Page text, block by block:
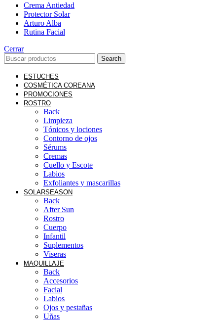
Crema Antiedad
Protector Solar
Arturo Alba
Rutina Facial
Cerrar
Search
ESTUCHES
COSMÉTICA COREANA
PROMOCIONES
ROSTRO
Back
Limpieza
Tónicos y lociones
Contorno de ojos
Sérums
Cremas
Cuello y Escote
Labios
Exfoliantes y mascarillas
SOLARSEASON
Back
After Sun
Rostro
Cuerpo
Infantil
Suplementos
Viseras
MAQUILLAJE
Back
Accesorios
Facial
Labios
Ojos y pestañas
Uñas